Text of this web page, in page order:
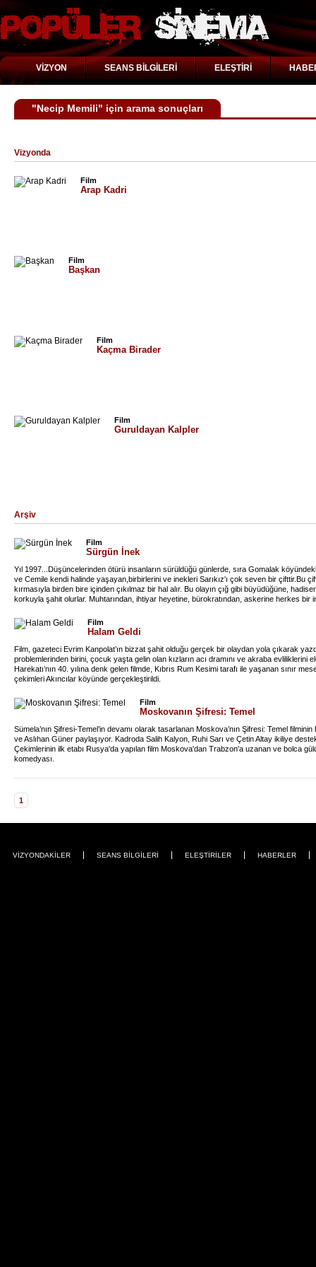
VİZYON SEANS BİLGİLERİ ELEŞTİRİ
"Necip Memili" için arama sonuçları
Vizyonda
Film
Arap Kadri
Film
Başkan
Film
Kaçma Birader
Film
Guruldayan Kalpler
Arşiv
Film
Sürgün İnek
Yıl 1997...Düşüncelerinden ötürü insanların sürüldüğü günlerde, sıra Gomalak
ve Cemile kendi halinde yaşayan,birbirlerini ve inekleri Sarıkız'ı çok seven bir çifttir.Bu
kırmasıyla birden bire içinden çıkılmaz bir hal alır. Bu olayın çığ gibi büyüdüğüne,
korkuyla şahit olurlar. Muhtarından, ihtiyar heyetine, bürokratından, askerine herkes bir
Kahramanlarımız düştükleri bu durumdan nasıl sıyrılacaklardır? Özgürlüğünü
midir?
Film
Halam Geldi
Film, gazeteci Evrim Kanpolat’ın bizzat şahit olduğu gerçek bir olaydan yola çıkarak
problemlerinden birini, çocuk yaşta gelin olan kızların acı dramını ve akraba evliliklerini
Harekatı’nın 40. yılına denk gelen filmde, Kıbrıs Rum Kesimi tarafı ile yaşanan sınır
çekimleri Akıncılar köyünde gerçekleştirildi.
Film
Moskovanın Şifresi: Temel
Sümela’nın Şifresi-Temel’in devamı olarak tasarlanan Moskova’nın Şifresi: Temel
ve Aslıhan Güner paylaşıyor. Kadroda Salih Kalyon, Ruhi Sarı ve Çetin Altay ikiliye
Çekimlerinin ilk etabı Rusya'da yapılan film Moskova'dan Trabzon'a uzanan ve bolca
komedyası.
1
VİZYONDAKİLER SEANS BİLGİLERİ ELEŞTİRİLER HABERLER